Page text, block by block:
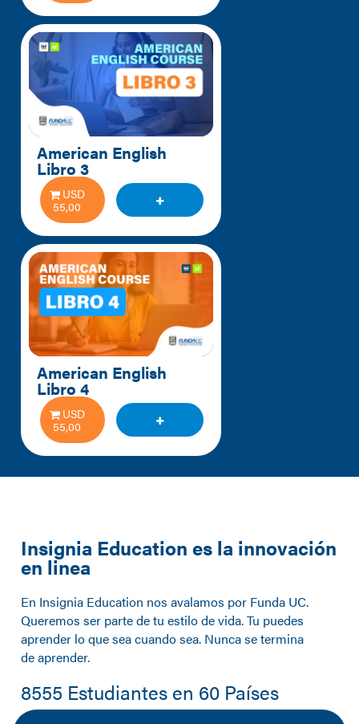
American English
Libro 3
USD
55,00
American English
Libro 4
USD
55,00
Insignia Education es la innovación
en linea
En Insignia Education nos avalamos por Funda UC.
Queremos ser parte de tu estilo de vida. Tu puedes
aprender lo que sea cuando sea. Nunca se termina
de aprender.
8555 Estudiantes en 60 Países